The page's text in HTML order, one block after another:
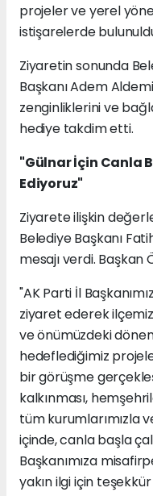
projeler ve yerel
istişarelerde
Ziyaretin sonunda
Başkanı Adem
zenginliklerini ve
hediye takdim etti.
"Gülnar İçin Canla
Ediyoruz"
Ziyarete ilişkin
Belediye Başkanı
mesajı verdi. Başkan
"AK Parti İl
ziyaret ederek
ve önümüzdeki
hedeflediğimiz
bir görüşme
kalkınması,
tüm kurumlarımızla
içinde, canla başla
Başkanımıza
yakın ilgi için